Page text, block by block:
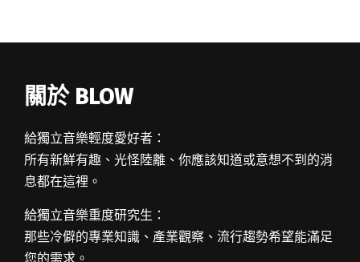
關於 BLOW
給獨立音樂輕度愛好者：
所有新鮮有趣、光怪陸離、你應該知道或意想不到的消
息都在這裡。
給獨立音樂重度研究生：
那些冷僻的專業知識、產業觀察、流行趨勢希望能滿足
您的需求。